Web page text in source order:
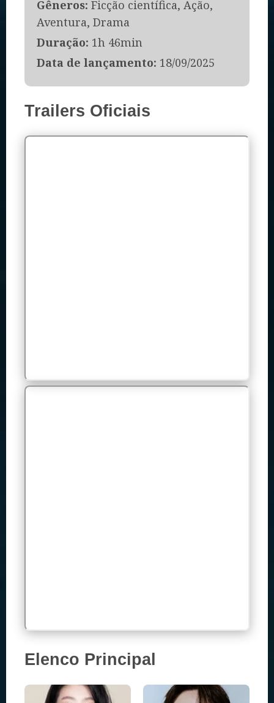
Gêneros: Ficção científica, Ação,
Aventura, Drama
Duração: 1h 46min
Data de lançamento: 18/09/2025
Trailers Oficiais
Elenco Principal